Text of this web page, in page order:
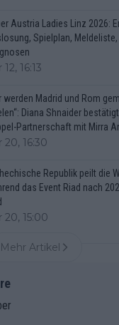
Austria Ladies Linz 2026:
Spielplan,
16:13
werden Madrid und Rom
Diana Shnaider
Partnerschaft mit Mirra
20, 16:30
Republik peilt die
das Event Riad nach
20, 15:00
Mehr Artikel